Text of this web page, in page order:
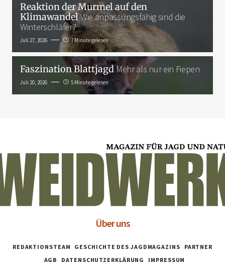
Reaktion der Murmel auf den
KlimawandelWie anpassungsfähig sind die
Winterschläfer?
Juli 27, 2026 7 Minute gelesen
Faszination BlattjagdMehr als nur ein Fiepen
Juli 20, 2026 5 Minute gelesen
Über uns
REDAKTIONSTEAM GESCHICHTE DES JAGDMAGAZINS
PARTNER
AGB
DATENSCHUTZERKLÄRUNG IMPRESSUM